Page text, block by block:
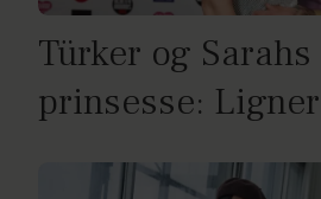
Türker og
prinsesse: